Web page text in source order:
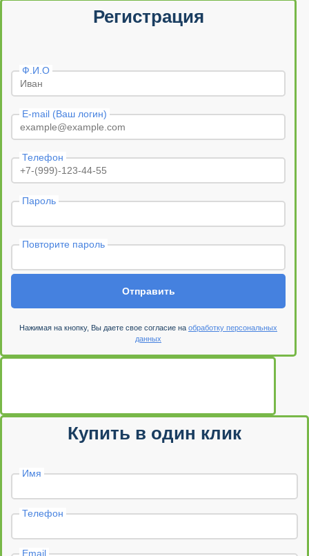
Регистрация
Ф.И.О
E-mail (Ваш логин)
Телефон
Пароль
Повторите пароль
Отправить
Нажимая на кнопку, Вы даете свое согласие на обработку персональных
данных
Купить в один клик
Имя
Телефон
Email